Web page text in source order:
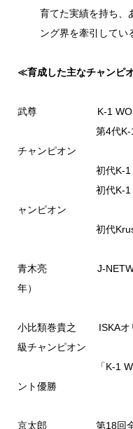
育てた実績を持ち、
ング界を牽引してい
≪育成した主なチャンピ
武尊 K-1 WORLD
第4代K-1
チャンピオン
初代K-1 WORLD
初代K-1 WORLD
ャンピオン
初代Krushフェ
青木亮 J-NETWORK
年）
小比類巻貴之 ISKAオリ
級チャンピオン
「K-1 WORLD
ント優勝
京太郎 第18回全日本